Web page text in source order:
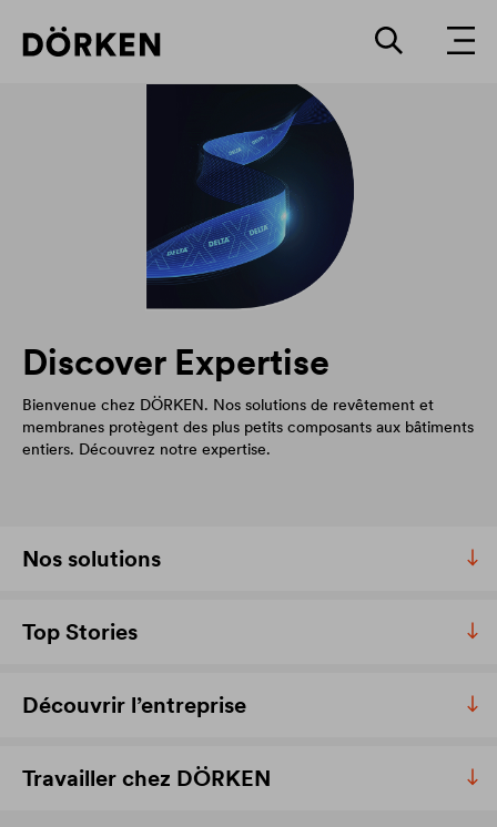
Discover Expertise
Bienvenue chez DÖRKEN. Nos solutions de revêtement et
membranes protègent des plus petits composants aux bâtiments
entiers. Découvrez notre expertise.
Nos solutions
Top Stories
Découvrir l’entreprise
Travailler chez DÖRKEN